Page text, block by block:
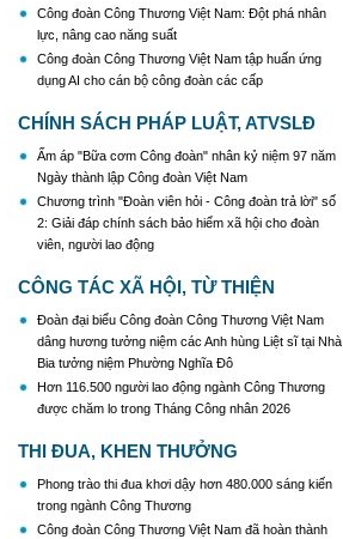
KH Triển khai Ch/tr hành động của CĐCTVN thực
hiện Chỉ thị số 58/CT-TW ngày 10/01/2026 của Ban
Bí thư TW Đảng về "Tăng cường sự lãnh đạo của
Đảng đối với công tác truyên truyền,giáo dục chính
mới"
Triển khai thực hiện Hướng dẫn số 28/HD-
BTGDVTW về xác định, lựa chọn ngày truyền thống,
ngày thành lập, ngày tái lập sau sắp xếp tổ chức bộ
máy của hệ thống chính trị
Triển khai truyền thông "Chiến dịch 500 ngày đêm
danh tính hài cốt liệt sĩ"
thành lập Công đoàn Việt Nam (28/7/1929 -
28/7/2026)
Khẩu hiệu tuyên truyền trong nhiệm kỳ Đại hội XIV
của Đảng
Triển khai thực hiện Chỉ thị số 25/CT-TTg của Thủ
tướng Chính phủ về tăng cường công tác phòng,
chống buôn lậu, vận chuyển, sản xuất, mua bán,
tàng trữ, sử dụng trái phép thuốc lá trong tình hình
mới
Công đoàn Công Thương Việt Nam: Đột phá nhân
lực, nâng cao năng suất
Công đoàn Công Thương Việt Nam tập huấn ứng
dụng AI cho cán bộ công đoàn các cấp
CHÍNH SÁCH PHÁP LUẬT, ATVSLĐ
Ấm áp "Bữa cơm Công đoàn" nhân kỷ niệm 97 năm
Ngày thành lập Công đoàn Việt Nam
Chương trình "Đoàn viên hỏi - Công đoàn trả lời" số
2: Giải đáp chính sách bảo hiểm xã hội cho đoàn
viên, người lao động
CÔNG TÁC XÃ HỘI, TỪ THIỆN
Đoàn đại biểu Công đoàn Công Thương Việt Nam
dâng hương tưởng niệm các Anh hùng Liệt sĩ tại Nhà
Bia tưởng niệm Phường Nghĩa Đô
Hơn 116.500 người lao động ngành Công Thương
được chăm lo trong Tháng Công nhân 2026
THI ĐUA, KHEN THƯỞNG
Phong trào thi đua khơi dậy hơn 480.000 sáng kiến
trong ngành Công Thương
Công đoàn Công Thương Việt Nam đã hoàn thành